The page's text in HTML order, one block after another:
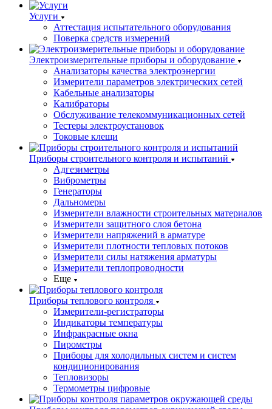
Услуги
Аттестация испытательного оборудования
Поверка средств измерений
Электроизмерительные приборы и оборудование
Анализаторы качества электроэнергии
Измерители параметров электрических сетей
Кабельные анализаторы
Калибраторы
Обслуживание телекоммуникационных сетей
Тестеры электроустановок
Токовые клещи
Приборы строительного контроля и испытаний
Адгезиметры
Виброметры
Генераторы
Дальномеры
Измерители влажности строительных материалов
Измерители защитного слоя бетона
Измерители напряжений в арматуре
Измерители плотности тепловых потоков
Измерители силы натяжения арматуры
Измерители теплопроводности
Еще
Приборы теплового контроля
Измерители-регистраторы
Индикаторы температуры
Инфракрасные окна
Пирометры
Приборы для холодильных систем и систем
кондиционирования
Тепловизоры
Термометры цифровые